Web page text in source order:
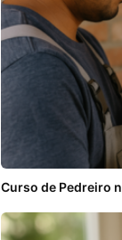
Curso de Pedreiro